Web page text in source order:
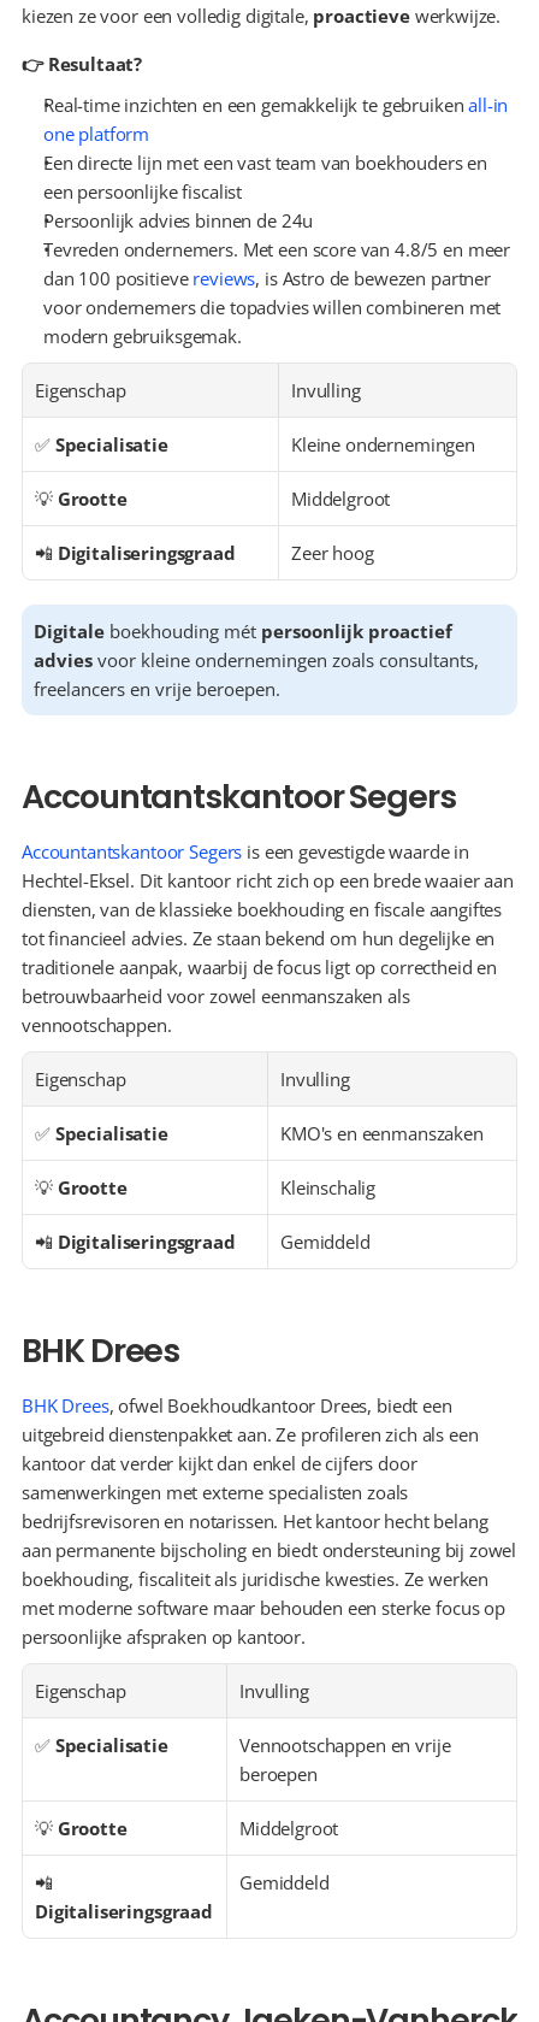
kiezen ze voor een volledig digitale, proactieve werkwijze.
👉 Resultaat?
Real-time inzichten en een gemakkelijk te gebruiken all-in
one platform
Een directe lijn met een vast team van boekhouders en
een persoonlijke fiscalist
Persoonlijk advies binnen de 24u
Tevreden ondernemers. Met een score van 4.8/5 en meer
dan 100 positieve reviews, is Astro de bewezen partner
voor ondernemers die topadvies willen combineren met
modern gebruiksgemak.
Eigenschap Invulling
✅ Specialisatie Kleine ondernemingen
💡 Grootte Middelgroot
📲 Digitaliseringsgraad Zeer hoog
Digitale boekhouding mét persoonlijk proactief
advies voor kleine ondernemingen zoals consultants,
freelancers en vrije beroepen.
Accountantskantoor Segers
Accountantskantoor Segers is een gevestigde waarde in
Hechtel-Eksel. Dit kantoor richt zich op een brede waaier aan
diensten, van de klassieke boekhouding en fiscale aangiftes
tot financieel advies. Ze staan bekend om hun degelijke en
traditionele aanpak, waarbij de focus ligt op correctheid en
betrouwbaarheid voor zowel eenmanszaken als
vennootschappen.
Eigenschap Invulling
✅ Specialisatie KMO's en eenmanszaken
💡 Grootte Kleinschalig
📲 Digitaliseringsgraad Gemiddeld
BHK Drees
BHK Drees, ofwel Boekhoudkantoor Drees, biedt een
uitgebreid dienstenpakket aan. Ze profileren zich als een
kantoor dat verder kijkt dan enkel de cijfers door
samenwerkingen met externe specialisten zoals
bedrijfsrevisoren en notarissen. Het kantoor hecht belang
aan permanente bijscholing en biedt ondersteuning bij zowel
boekhouding, fiscaliteit als juridische kwesties. Ze werken
met moderne software maar behouden een sterke focus op
persoonlijke afspraken op kantoor.
Eigenschap Invulling
✅ Specialisatie
Vennootschappen en vrije
beroepen
💡 Grootte Middelgroot
Digitaliseringsgraad
Gemiddeld